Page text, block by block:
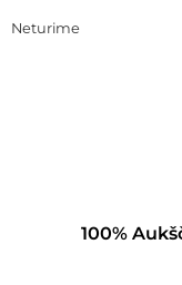
Neturime
100%